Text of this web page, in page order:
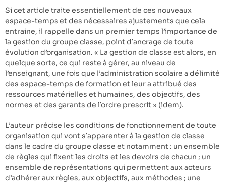
Si cet article traite essentiellement de ces nouveaux
espace-temps et des nécessaires ajustements que cela
entraine, il rappelle dans un premier temps l’importance de
la gestion du groupe classe, point d’ancrage de toute
évolution d’organisation. « La gestion de classe est alors, en
quelque sorte, ce qui reste à gérer, au niveau de
l’enseignant, une fois que l’administration scolaire a délimité
des espace-temps de formation et leur a attribué des
ressources matérielles et humaines, des objectifs, des
normes et des garants de l’ordre prescrit » (idem).
L’auteur précise les conditions de fonctionnement de toute
organisation qui vont s’apparenter à la gestion de classe
dans le cadre du groupe classe et notamment : un ensemble
de règles qui fixent les droits et les devoirs de chacun ; un
ensemble de représentations qui permettent aux acteurs
d’adhérer aux règles, aux objectifs, aux méthodes ; une